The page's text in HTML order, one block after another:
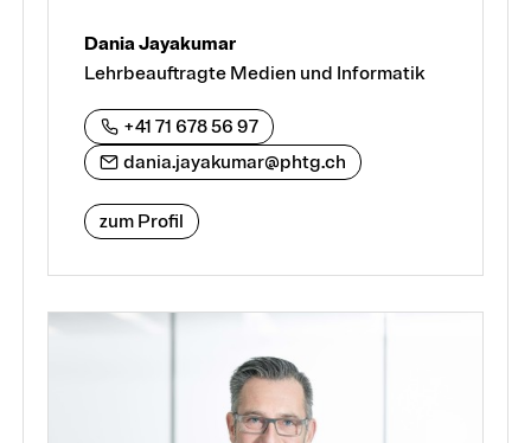
Dania Jayakumar
Lehrbeauftragte Medien und Informatik
+41 71 678 56 97
dania.jayakumar@phtg.ch
zum Profil